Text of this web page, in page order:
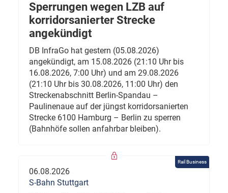
Sperrungen wegen LZB auf
korridorsanierter Strecke
angekündigt
DB InfraGo hat gestern (05.08.2026)
angekündigt, am 15.08.2026 (21:10 Uhr bis
16.08.2026, 7:00 Uhr) und am 29.08.2026
(21:10 Uhr bis 30.08.2026, 11:00 Uhr) den
Streckenabschnitt Berlin-Spandau –
Paulinenaue auf der jüngst korridorsanierten
Strecke 6100 Hamburg – Berlin zu sperren
(Bahnhöfe sollen anfahrbar bleiben).
Rail Business
06.08.2026
S-Bahn Stuttgart